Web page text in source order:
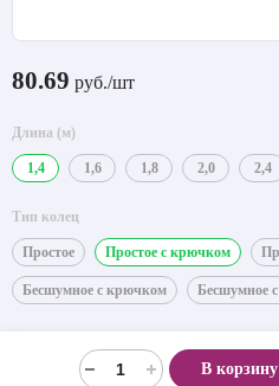
80.69 руб./шт
Длина (м)
1,4 1,6 1,8 2,0 2,4
Тип колец
Простое Простое с крючком
Бесшумное с крючком Бесшумное
В корзину